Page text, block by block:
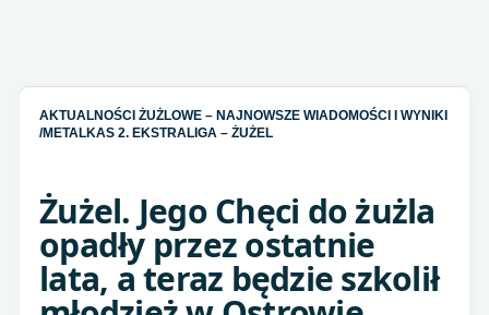
AKTUALNOŚCI ŻUŻLOWE – NAJNOWSZE WIADOMOŚCI I WYNIKI
/METALKAS 2. EKSTRALIGA – ŻUŻEL
Żużel. Jego Chęci do żużla
opadły przez ostatnie
lata, a teraz będzie szkolił